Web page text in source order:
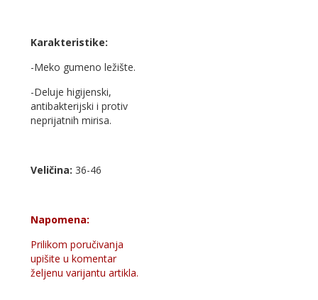
Karakteristike:
-Meko gumeno ležište.
-Deluje higijenski,
antibakterijski i protiv
neprijatnih mirisa.
Veličina: 36-46
Napomena:
Prilikom poručivanja
upišite u komentar
željenu varijantu artikla.